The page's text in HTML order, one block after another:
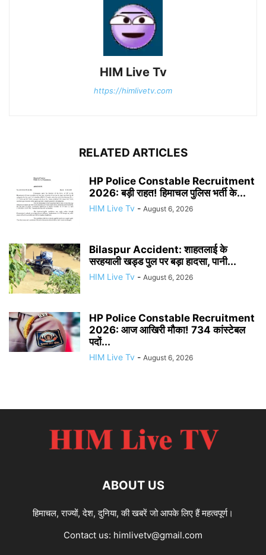
HIM Live Tv
https://himlivetv.com
RELATED ARTICLES
HP Police Constable Recruitment
2026: बड़ी राहत! हिमाचल पुलिस भर्ती के...
HIM Live Tv - August 6, 2026
Bilaspur Accident: शाहतलाई के
सरहयाली खड्ड पुल पर बड़ा हादसा, पानी...
HIM Live Tv - August 6, 2026
HP Police Constable Recruitment
2026: आज आखिरी मौका! 734 कांस्टेबल
पदों...
HIM Live Tv - August 6, 2026
ABOUT US
हिमाचल, राज्यों, देश, दुनिया, की खबरें जो आपके लिए हैं महत्वपूर्ण।
Contact us: himlivetv@gmail.com